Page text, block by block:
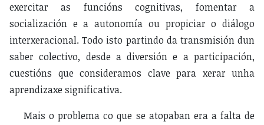
exercitar as funcións cognitivas, fomentar a
socialización e a autonomía ou propiciar o diálogo
interxeracional. Todo isto partindo da transmisión dun
saber colectivo, desde a diversión e a participación,
cuestións que consideramos clave para xerar unha
aprendizaxe significativa.
Mais o problema co que se atopaban era a falta de